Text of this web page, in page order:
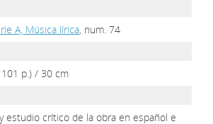
A, Música lírica, num. 74
101 p.) / 30 cm
estudio crítico de la obra en español e